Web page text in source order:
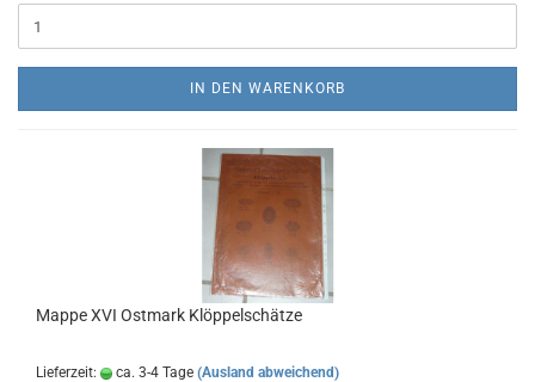
IN DEN WARENKORB
Mappe XVI Ostmark Klöppelschätze
Lieferzeit: ca. 3-4 Tage (Ausland abweichend)